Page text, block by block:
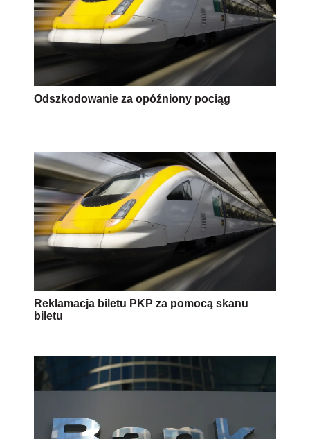
Odszkodowanie za opóźniony pociąg
Reklamacja biletu PKP za pomocą skanu
biletu